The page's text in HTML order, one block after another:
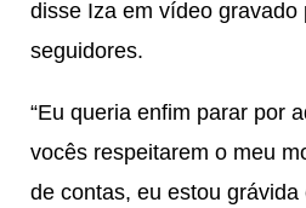
disse Iza em vídeo gravado
seguidores.
“Eu queria enfim parar por
vocês respeitarem o meu
de contas, eu estou